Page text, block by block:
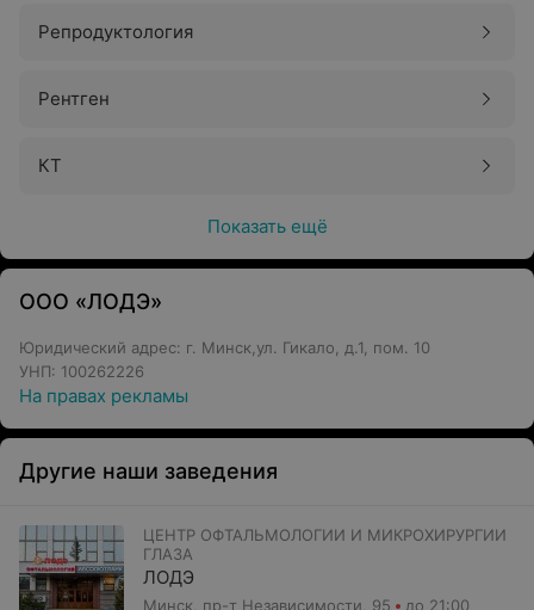
Репродуктология
Рентген
КТ
Показать ещё
ООО «ЛОДЭ»
Юридический адрес: г. Минск,ул. Гикало, д.1, пом. 10
УНП: 100262226
На правах рекламы
Другие наши заведения
ЦЕНТР ОФТАЛЬМОЛОГИИ И МИКРОХИРУРГИИ
ГЛАЗА
ЛОДЭ
Минск, пр-т Независимости, 95 до 21:00